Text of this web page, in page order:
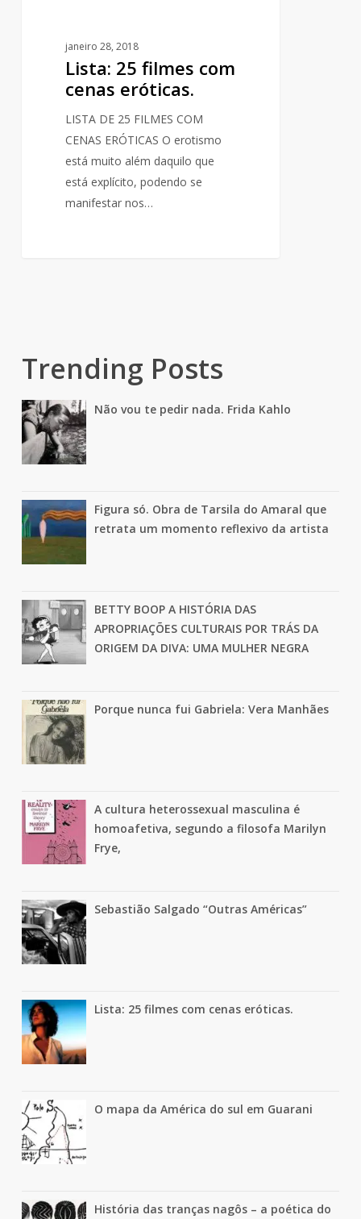
janeiro 28, 2018
Lista: 25 filmes com
cenas eróticas.
LISTA DE 25 FILMES COM
CENAS ERÓTICAS O erotismo
está muito além daquilo que
está explícito, podendo se
manifestar nos…
Trending Posts
Não vou te pedir nada. Frida Kahlo
Figura só. Obra de Tarsila do Amaral que
retrata um momento reflexivo da artista
BETTY BOOP A HISTÓRIA DAS
APROPRIAÇÕES CULTURAIS POR TRÁS DA
ORIGEM DA DIVA: UMA MULHER NEGRA
Porque nunca fui Gabriela: Vera Manhães
A cultura heterossexual masculina é
homoafetiva, segundo a filosofa Marilyn
Frye,
Sebastião Salgado “Outras Américas”
Lista: 25 filmes com cenas eróticas.
O mapa da América do sul em Guarani
História das tranças nagôs – a poética do